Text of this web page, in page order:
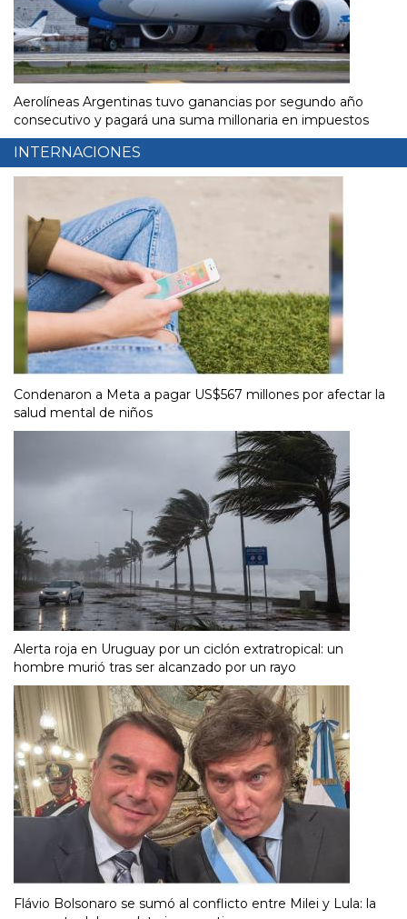
Aerolíneas Argentinas tuvo ganancias por segundo año
consecutivo y pagará una suma millonaria en impuestos
INTERNACIONES
Condenaron a Meta a pagar US$567 millones por afectar la
salud mental de niños
Alerta roja en Uruguay por un ciclón extratropical: un
hombre murió tras ser alcanzado por un rayo
Flávio Bolsonaro se sumó al conflicto entre Milei y Lula: la